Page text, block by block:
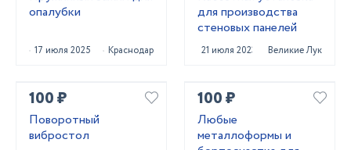
опалубки
17 июля 2025 Краснодар
для производства
стеновых панелей
21 июля 2023 Великие Луки
100 ₽
Поворотный
вибростол
100 ₽
Любые
металлоформы и